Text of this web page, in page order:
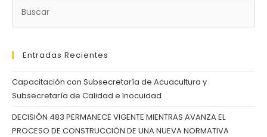
Entradas Recientes
Capacitación con Subsecretaría de Acuacultura y
Subsecretaría de Calidad e Inocuidad
DECISIÓN 483 PERMANECE VIGENTE MIENTRAS AVANZA EL
PROCESO DE CONSTRUCCIÓN DE UNA NUEVA NORMATIVA